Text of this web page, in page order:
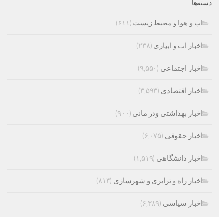
دسته‌ها
اب و هوا و محیط زیست (۶۱۱)
اخبار اب و ابیاری (۲۳۸)
اخبار اجتماعی (۹,۵۵۰)
اخبار اقتصادی (۳,۵۹۳)
اخبار بهداشتی ودر مانی (۹۰۰)
اخبار حقوقی (۶,۰۷۵)
اخبار دانشگاهی (۱,۵۱۹)
اخبار راه و ترابری و شهرسازی (۸۱۳)
اخبار سیاسی (۶,۳۸۹)